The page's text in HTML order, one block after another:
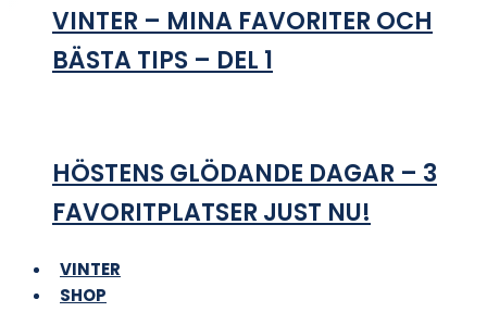
VINTER – MINA FAVORITER OCH
BÄSTA TIPS – DEL 1
HÖSTENS GLÖDANDE DAGAR – 3
FAVORITPLATSER JUST NU!
VINTER
SHOP